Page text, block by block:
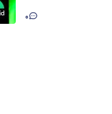
0